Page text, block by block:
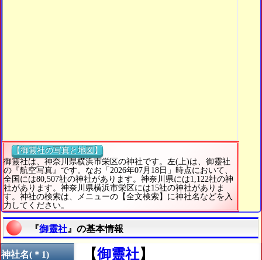
【御靈社の写真と地図】
御靈社は、神奈川県横浜市栄区の神社です。左(上)は、御靈社
の『航空写真』です。なお「2026年07月18日」時点において、
全国には80,507社の神社があります。神奈川県には1,122社の神
社があります。神奈川県横浜市栄区には15社の神社がありま
す。神社の検索は、メニューの【全文検索】に神社名などを入
力してください。
『御靈社 』の基本情報
神社名(＊1) 【御靈社】